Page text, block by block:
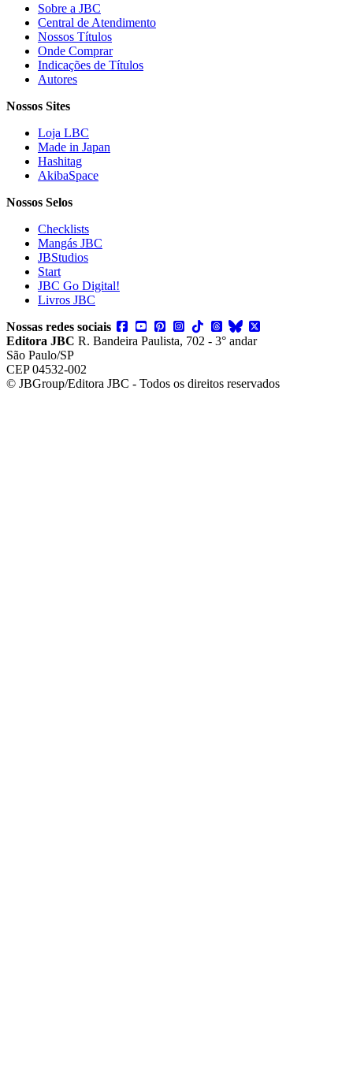
Sobre a JBC
Central de Atendimento
Nossos Títulos
Onde Comprar
Indicações de Títulos
Autores
Nossos Sites
Loja LBC
Made in Japan
Hashitag
AkibaSpace
Nossos Selos
Checklists
Mangás JBC
JBStudios
Start
JBC Go Digital!
Livros JBC
Nossas redes sociais
Editora JBC R. Bandeira Paulista, 702 - 3° andar
São Paulo/SP
CEP 04532-002
© JBGroup/Editora JBC - Todos os direitos reservados